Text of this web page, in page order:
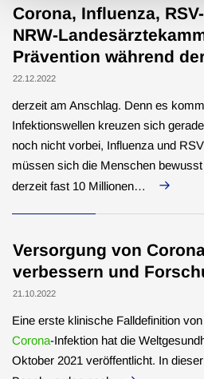
Corona, Influenza,
NRW-
Prävention während
22.12.2022
derzeit am Anschlag. Denn es
Infektionswellen kreuzen sich
noch nicht vorbei, Influenza und
müssen sich die Menschen
derzeit fast 10 Millionen…
Versorgung von
verbessern und
21.10.2022
Eine erste klinische Falldefinition
Corona-Infektion hat die
Oktober 2021 veröffentlicht. In